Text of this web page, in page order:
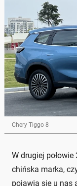
Chery Tiggo 8
W drugiej
chińska marka,
pojawią się u nas